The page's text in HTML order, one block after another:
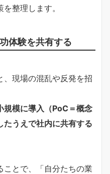
整理します。
体験を共有する
、現場の混乱や反発を招
規模に導入（PoC＝概念
たうえで社内に共有する
ことで、「自分たちの業